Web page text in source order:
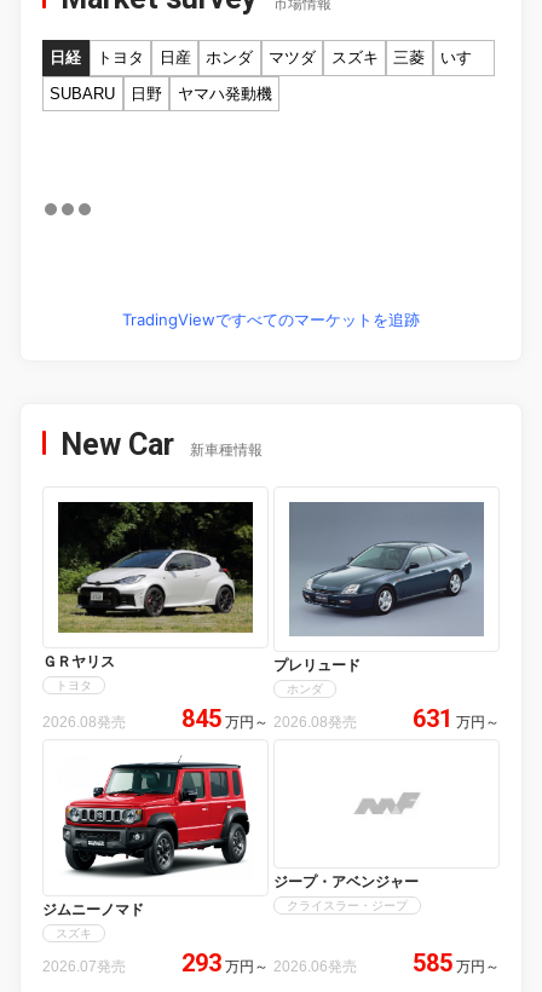
市場情報
日経 トヨタ 日産 ホンダ マツダ スズキ 三菱
いすゞ
SUBARU
日野 ヤマハ発動機
TradingViewですべてのマーケットを追跡
New Car 新車種情報
ＧＲヤリス
トヨタ
2026.08発売 845 万円 ～
プレリュード
ホンダ
2026.08発売 631 万円 ～
ジムニーノマド
スズキ
2026.07発売 293 万円 ～
ジープ・アベンジャー
クライスラー・ジープ
2026.06発売 585 万円 ～